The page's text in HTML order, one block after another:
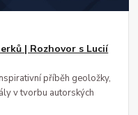
| Rozhovor s Lucií
příběh geoložky,
v tvorbu autorských